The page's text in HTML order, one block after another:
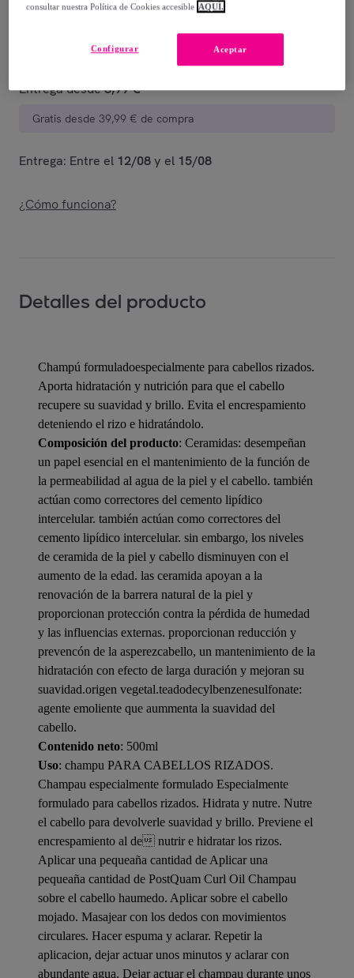
Entrega
Entrega desde3,99 €
Gratis desde 39,99 € de compra
Entrega: Entre el 12/08y el 15/08
¿Cómo funciona?
Detalles del producto
Champú formuladoespecialmente para cabellos rizados.
Aporta hidratación y nutrición para que el cabello
recupere su suavidad y brillo. Evita el encrespamiento
deteniendo el rizo e hidratándolo.
Composición del producto: Ceramidas: desempeñan
un papel esencial en el mantenimiento de la función de
la permeabilidad al agua de la piel y el cabello. también
actúan como correctores del cemento lipídico
intercelular. también actúan como correctores del
cemento lipídico intercelular. sin embargo, los niveles
de ceramida de la piel y cabello disminuyen con el
aumento de la edad. las ceramida apoyan a la
renovación de la barrera natural de la piel y
proporcionan protección contra la pérdida de humedad
y las influencias externas. proporcionan reducción y
prevencón de la asperezcabello, un mantenimiento de la
hidratación con efecto de larga duración y mejoran su
suavidad.origen vegetal.teadodecylbenzenesulfonate:
agente emoliente que aummenta la suavidad del
cabello.
Contenido neto: 500ml
Uso: champu PARA CABELLOS RIZADOS.
Champau especialmente formulado Especialmente
formulado para cabellos rizados. Hidrata y nutre. Nutre
el cabello para devolverle suavidad y brillo. Previene el
encrespamiento al de nutrir e hidratar los rizos.
Aplicar una pequeaña cantidad de Aplicar una
pequeaña cantidad de PostQuam Curl Oil Champau
sobre el cabello haumedo. Aplicar sobre el cabello
mojado. Masajear con los dedos con movimientos
circulares. Hacer espuma y aclarar. Repetir la
aplicacion, dejar actuar unos minutos y aclarar con
abundante agua. Dejar actuar el champau durante unos
consultar nuestra Política de Cookies accesible AQUÍ.
Aceptar
Configurar